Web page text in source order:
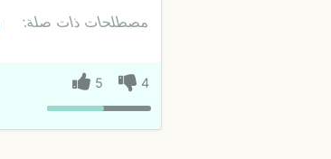
مصطلحات ذات صلة:
4
5